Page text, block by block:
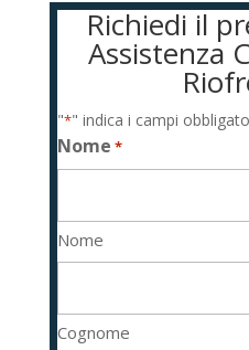
Richiedi il
Assistenza
"*" indica i campi
Nome *
Nome
Cognome